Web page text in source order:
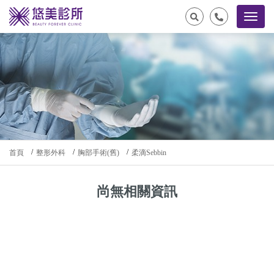
首頁 整形外科 胸部手術(舊) 柔滴Sebbin
尚無相關資訊